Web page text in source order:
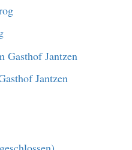
Jantzen